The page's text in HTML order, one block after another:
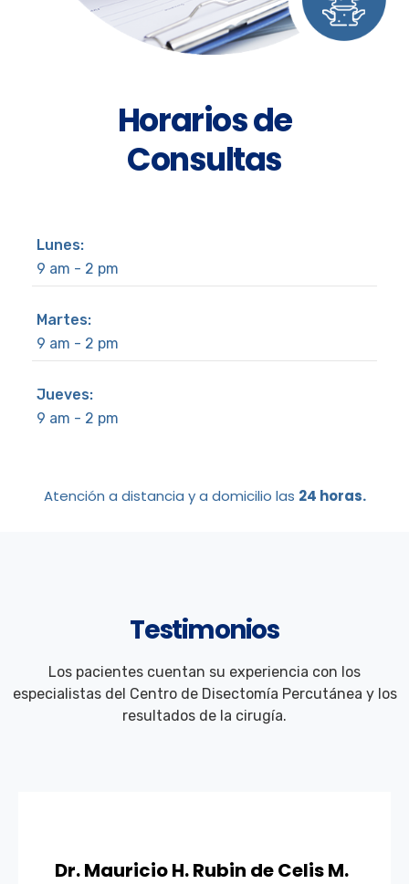
Horarios de
Consultas
Lunes:
9 am - 2 pm
Martes:
9 am - 2 pm
Jueves:
9 am - 2 pm
Atención a distancia y a domicilio las 24 horas.
Testimonios
Los pacientes cuentan su experiencia con los
especialistas del Centro de Disectomía Percutánea y los
resultados de la cirugía.
Dr. Mauricio H. Rubin de Celis M.